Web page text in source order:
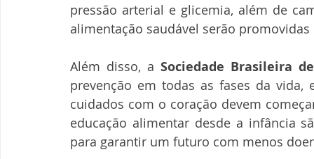
pressão arterial e glicemia, além de
alimentação saudável serão
Além disso, a Sociedade Brasileira
prevenção em todas as fases da vida,
cuidados com o coração devem
educação alimentar desde a infância
para garantir um futuro com menos